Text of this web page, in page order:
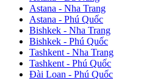
Astana - Nha Trang
Astana - Phú Quốc
Bishkek - Nha Trang
Bishkek - Phú Quốc
Tashkent - Nha Trang
Tashkent - Phú Quốc
Đài Loan - Phú Quốc